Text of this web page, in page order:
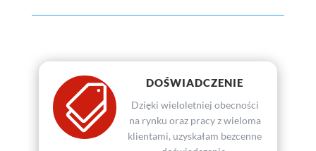
 DOŚWIADCZENIE
Dzięki wieloletniej obecności
na rynku oraz pracy z wieloma
klientami, uzyskałam bezcenne